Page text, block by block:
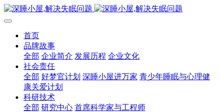
首页
品牌故事
全部 企业简介 发展历程 企业文化
社会责任
全部 好梦官计划 深睡小屋进万家 青少年睡眠与心理健
康关爱计划
科研技术
全部 研究中心 首席科学家与工程师